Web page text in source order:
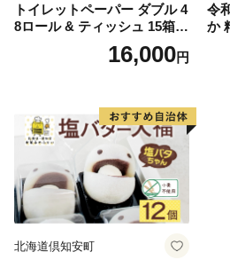
トイレットペーパー ダブル 4
8ロール & ティッシュ 15箱
セット 北海道 倶知安町 備蓄
16,000円
令
か
ラ
り
北海道倶知安町